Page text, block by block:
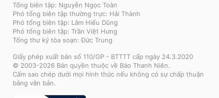
Tổng biên tập: Nguyễn Ngọc Toàn
Phó tổng biên tập thường trực: Hải Thành
Phó tổng biên tập: Lâm Hiếu Dũng
Phó tổng biên tập: Trần Việt Hưng
Tổng thư ký tòa soạn: Đức Trung
Giấy phép xuất bản số 110/GP - BTTTT cấp ngày 24.3.2020
© 2003-2026 Bản quyền thuộc về Báo Thanh Niên.
Cấm sao chép dưới mọi hình thức nếu không có sự chấp thuận
bằng văn bản.